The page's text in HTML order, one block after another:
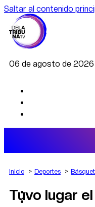
Saltar al contenido
06 de agosto de 2026
AGRO
DEPORTES
Inicio Deportes Básquet
Tuvo lugar